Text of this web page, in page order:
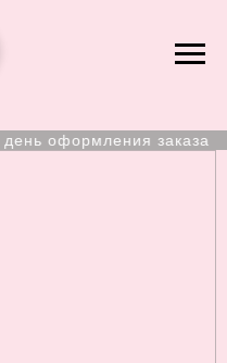
оформления заказа